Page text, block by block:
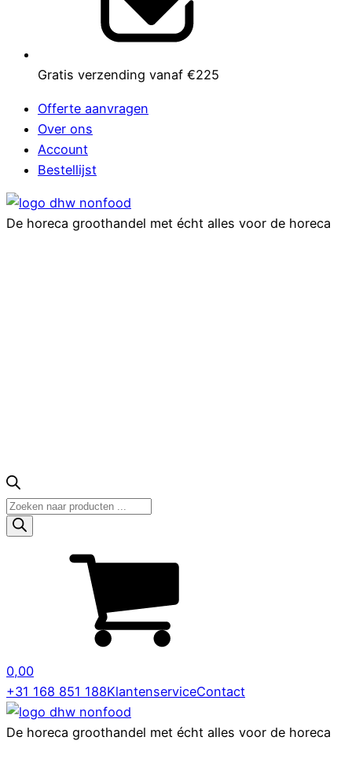
Gratis verzending vanaf €225
Offerte aanvragen
Over ons
Account
Bestellijst
De horeca groothandel met écht alles voor de horeca
Producten
zoeken
0,00
+31 168 851 188KlantenserviceContact
De horeca groothandel met écht alles voor de horeca